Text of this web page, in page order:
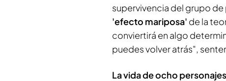
supervivencia del grupo
'efecto mariposa' de la
conviertirá en algo
puedes volver atrás",
La vida de ocho